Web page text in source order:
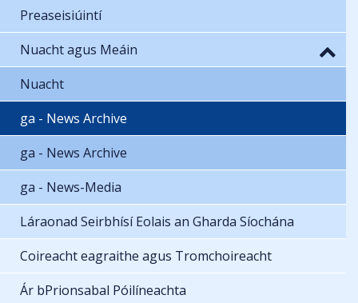
Preaseisiúintí
Nuacht agus Meáin
Nuacht
ga - News Archive
ga - News Archive
ga - News-Media
Láraonad Seirbhísí Eolais an Gharda Síochána
Coireacht eagraithe agus Tromchoireacht
Ár bPrionsabal Póilíneachta